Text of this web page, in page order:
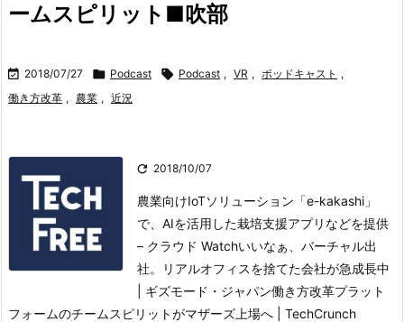
ームスピリット■吹部
 2018/07/27  Podcast  Podcast , VR , ポッドキャスト ,
働き方改革 , 農業 , 近況
 2018/10/07
農業向けIoTソリューション「e-kakashi」
で、AIを活用した栽培支援アプリなどを提供
– クラウド Watchいいなぁ、バーチャル出
社。リアルオフィスを捨てた会社が急成長中
| ギズモード・ジャパン働き方改革プラット
フォームのチームスピリットがマザーズ上場へ | TechCrunch